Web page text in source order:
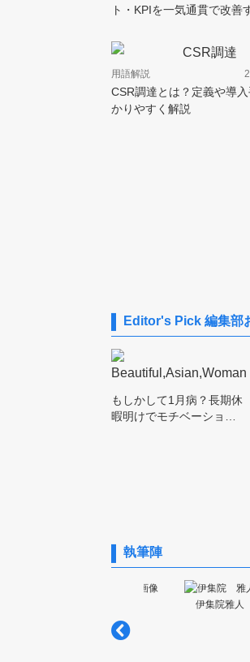
ト・KPIを一気通貫で改善
用語解説
CSR調達とは？定義や導
かりやすく解説
Editor's Pick 編集部
もしかして1月病？長期休
暇明けでモチベーショ…
執筆陣
伊集院雅人